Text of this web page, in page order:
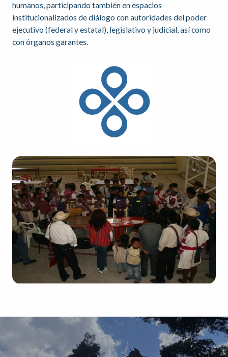
humanos, participando también en espacios
institucionalizados de diálogo con autoridades del poder
ejecutivo (federal y estatal), legislativo y judicial, así como
con órganos garantes.